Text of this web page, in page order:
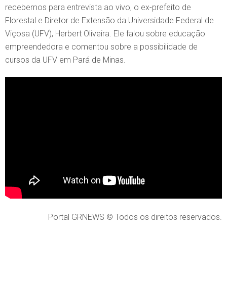
recebemos para entrevista ao vivo, o ex-prefeito de
Florestal e Diretor de Extensão da Universidade Federal de
Viçosa (UFV), Herbert Oliveira. Ele falou sobre educação
empreendedora e comentou sobre a possibilidade de
cursos da UFV em Pará de Minas.
Portal GRNEWS © Todos os direitos reservados.